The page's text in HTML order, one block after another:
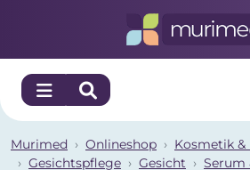
Murimed Onlineshop
Kosmetik
Gesichtspflege
Gesicht
Serum